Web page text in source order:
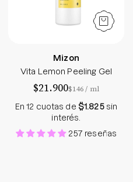
Mizon
Vita Lemon Peeling Gel
$21.900$146/ por
ml
En 12 cuotas de $1.825sin
interés.
257 reseñas